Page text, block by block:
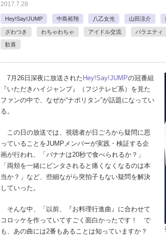
2017.7.28
Hey!Say!JUMP 中島裕翔 八乙女光 山田涼介
ざわつき わちゃわちゃ アイドル交流 バラエティ
歓喜
7月26日深夜に放送された Hey!Say!JUMPの冠番組
『いただきハイジャンプ』（フジテレビ系）を見た
ファンの中で、なぜか“ナポリタン”が話題になってい
る。
この日の放送では、視聴者が日ごろから疑問に思
っていることをJUMPメンバーが実践・検証する企
画が行われ、「バナナは20秒で食べられるか？」
「両頬を一緒にビンタされると痛くなくなるのは本
当か？」など、些細ながら突拍子もない疑問を解決
していった。
そんな中、「以前、『お料理行進曲』に合わせて
コロッケを作っていてすごく面白かったです！ で
も、あの曲には2番もあることは知っていますか？